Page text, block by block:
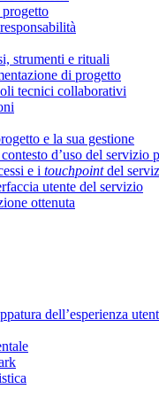
strumenti e rituali
di progetto
tecnici collaborativi
e la sua gestione
d’uso del servizio
e i touchpointdel
utente del servizio
ottenuta
dell’esperienza